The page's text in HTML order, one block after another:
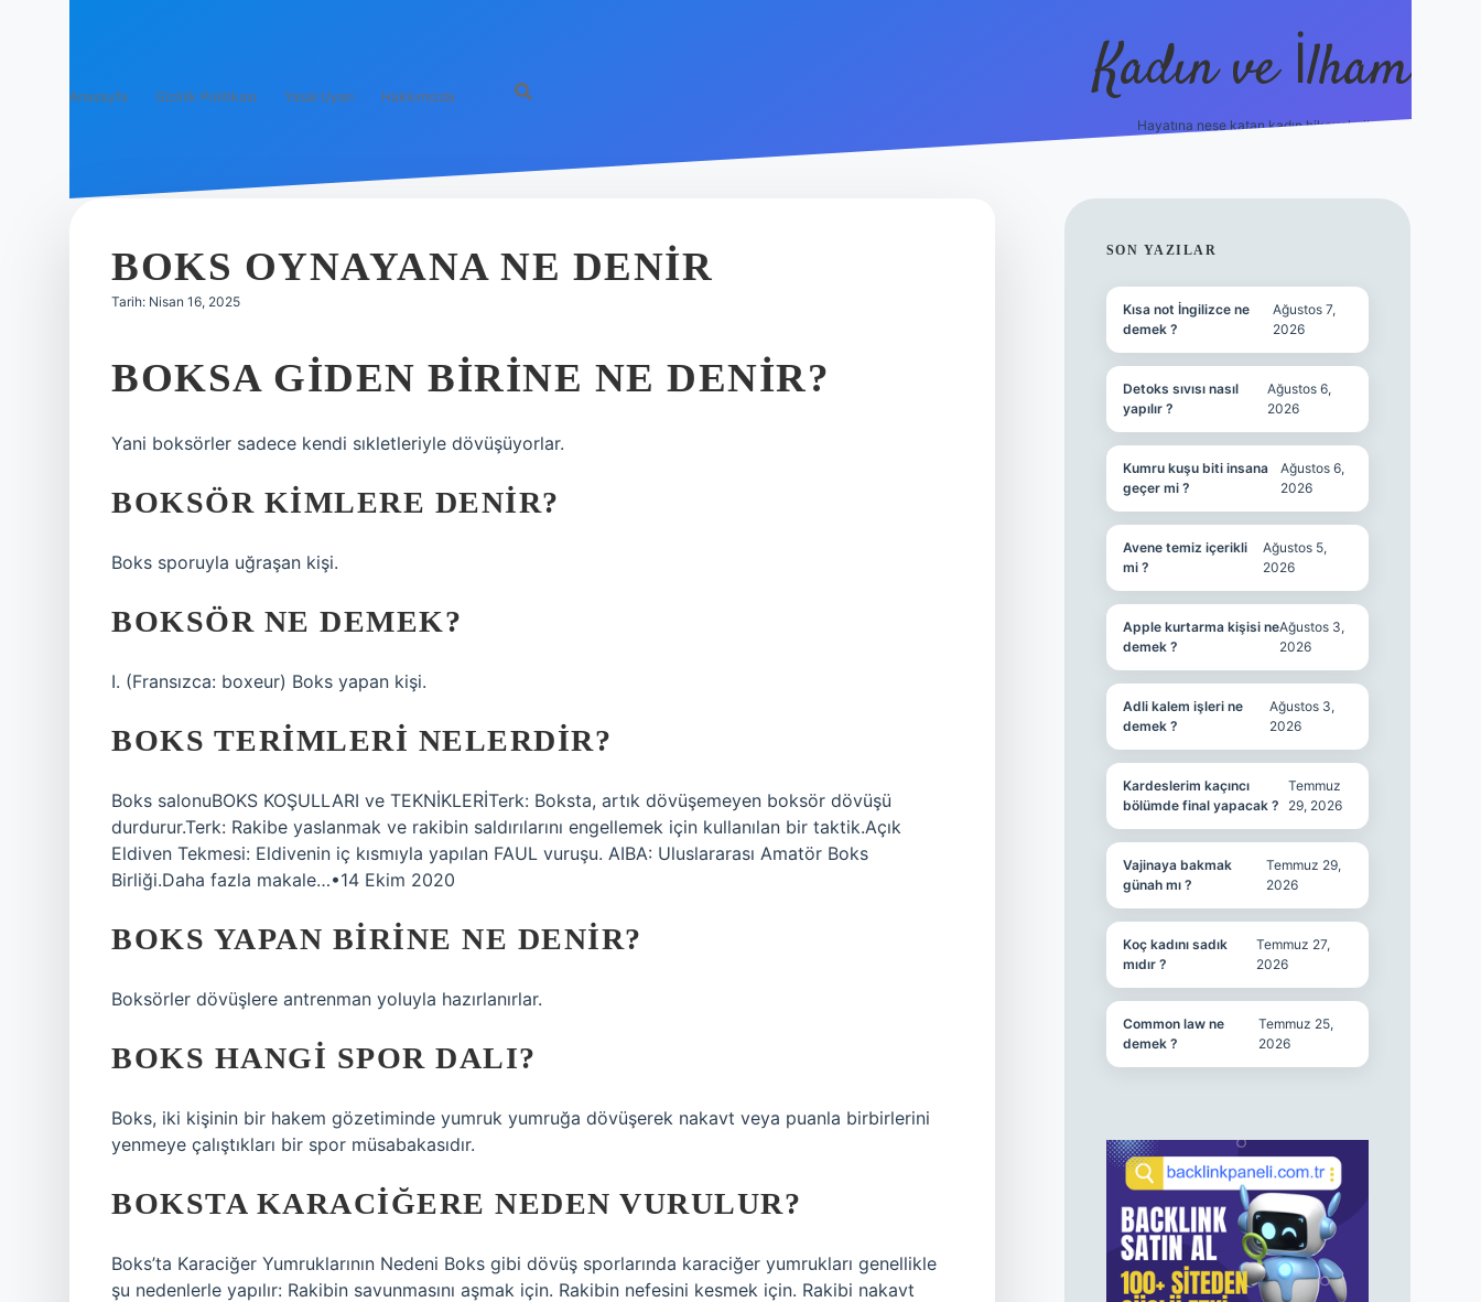
Anasayfa Gizlilik Politikası Yasal Uyarı Hakkımızda Kadın ve İlham
Hayatına neşe katan kadın hikayeleri!
BOKS OYNAYANA NE DENIR
Tarih: Nisan 16, 2025
BOKSA GIDEN BIRINE NE DENIR?
Yani boksörler sadece kendi sıkletleriyle dövüşüyorlar.
BOKSÖR KIMLERE DENIR?
Boks sporuyla uğraşan kişi.
BOKSÖR NE DEMEK?
I. (Fransızca: boxeur) Boks yapan kişi.
BOKS TERIMLERI NELERDIR?
Boks salonuBOKS KOŞULLARI ve TEKNİKLERİTerk: Boksta, artık dövüşemeyen boksör dövüşü
durdurur.Terk: Rakibe yaslanmak ve rakibin saldırılarını engellemek için kullanılan bir taktik.Açık
Eldiven Tekmesi: Eldivenin iç kısmıyla yapılan FAUL vuruşu. AIBA: Uluslararası Amatör Boks
Birliği.Daha fazla makale…•14 Ekim 2020
BOKS YAPAN BIRINE NE DENIR?
Boksörler dövüşlere antrenman yoluyla hazırlanırlar.
BOKS HANGI SPOR DALI?
Boks, iki kişinin bir hakem gözetiminde yumruk yumruğa dövüşerek nakavt veya puanla birbirlerini
yenmeye çalıştıkları bir spor müsabakasıdır.
BOKSTA KARACIĞERE NEDEN VURULUR?
Boks’ta Karaciğer Yumruklarının Nedeni Boks gibi dövüş sporlarında karaciğer yumrukları genellikle
şu nedenlerle yapılır: Rakibin savunmasını aşmak için. Rakibin nefesini kesmek için. Rakibi nakavt
SIDEBAR
SON YAZILAR
Kısa not İngilizce ne
demek ?
Ağustos 7,
2026
Detoks sıvısı nasıl
yapılır ?
Ağustos 6,
2026
Kumru kuşu biti insana
geçer mi ?
Ağustos 6,
2026
Avene temiz içerikli
mi ?
Ağustos 5,
2026
Apple kurtarma kişisi ne
demek ?
Ağustos 3,
2026
Adli kalem işleri ne
demek ?
Ağustos 3,
2026
Kardeslerim kaçıncı
bölümde final yapacak ?
Temmuz
29, 2026
Vajinaya bakmak
günah mı ?
Temmuz 29,
2026
Koç kadını sadık
mıdır ?
Temmuz 27,
2026
Common law ne
demek ?
Temmuz 25,
2026
hiltonbet https://